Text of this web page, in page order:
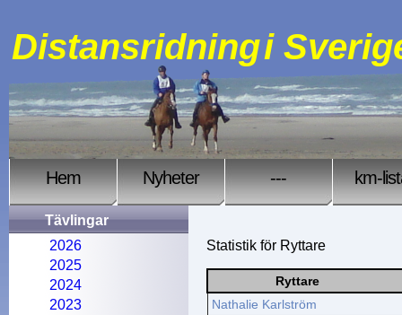
Distansridningi
Hem Nyheter --- km-
Statistik för Ryttare
Ryttare
Nathalie Karlström
Tävlingar
2026
2025
2024
2023